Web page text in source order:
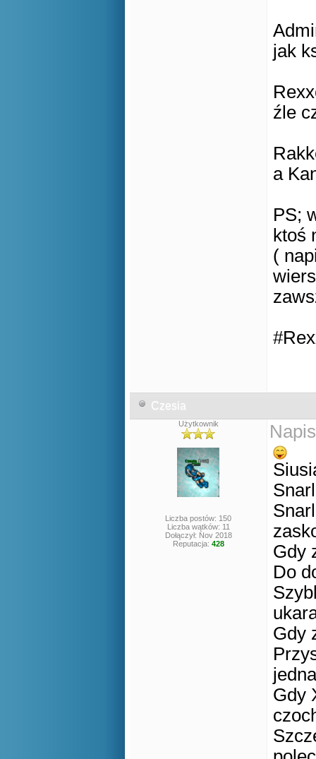
jak
źle
a
PS;
ktoś
(
Czesia
Użytkownik
Liczba postów: 150
Liczba wątków: 11
Dołączył: Nov 2018
Reputacja: 428
Gdy
Do
Gdy
Gdy